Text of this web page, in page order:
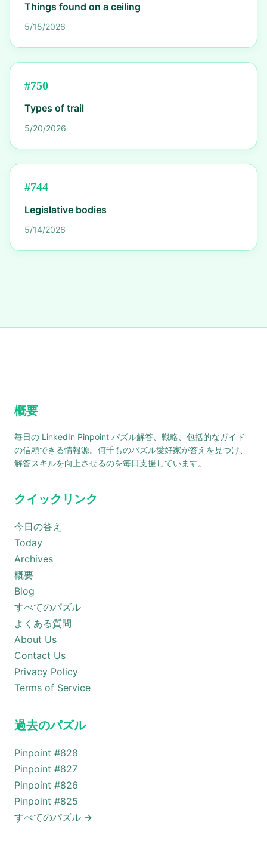
Things found on a ceiling
5/15/2026
#750
Types of trail
5/20/2026
#744
Legislative bodies
5/14/2026
概要
毎日の LinkedIn Pinpoint パズル解答、戦略、包括的なガイド
の信頼できる情報源。何千ものパズル愛好家が答えを見つけ、
解答スキルを向上させるのを毎日支援しています。
クイックリンク
今日の答え
Today
Archives
概要
Blog
すべてのパズル
よくある質問
About Us
Contact Us
Privacy Policy
Terms of Service
過去のパズル
Pinpoint #828
Pinpoint #827
Pinpoint #826
Pinpoint #825
すべてのパズル →